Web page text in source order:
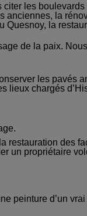
citer les
anciennes, la
Quesnoy, la
de la paix.
les pavés
lieux chargés
restauration des
un propriétaire
peinture d’un vrai